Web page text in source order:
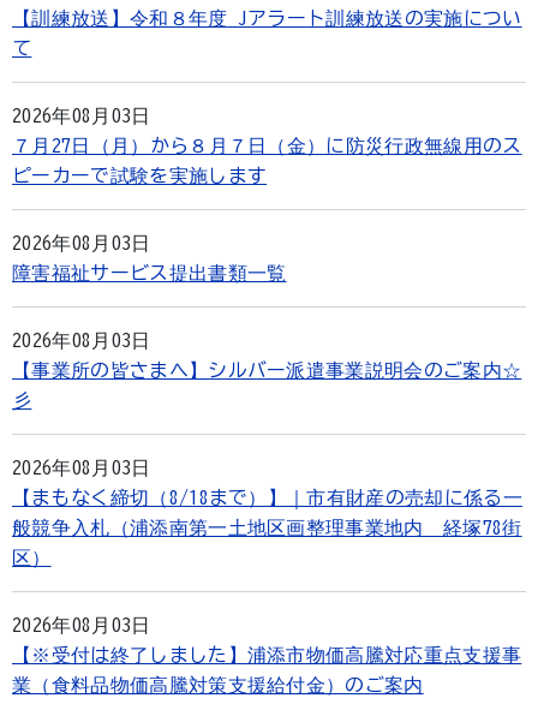
【訓練放送】令和８年度 Jアラート訓練放送の実施につい
て
2026年08月03日
７月27日（月）から８月７日（金）に防災行政無線用のス
ピーカーで試験を実施します
2026年08月03日
障害福祉サービス提出書類一覧
2026年08月03日
【事業所の皆さまへ】シルバー派遣事業説明会のご案内☆
彡
2026年08月03日
【まもなく締切（8/18まで）】｜市有財産の売却に係る一
般競争入札（浦添南第一土地区画整理事業地内 経塚78街
区）
2026年08月03日
【※受付は終了しました】浦添市物価高騰対応重点支援事
業（食料品物価高騰対策支援給付金）のご案内